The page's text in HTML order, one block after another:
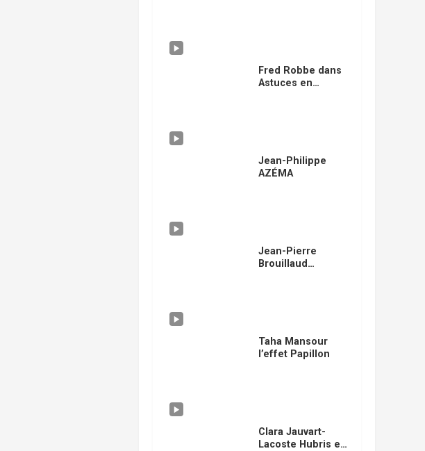
Fred Robbe dans
Astuces en
Jean-Philippe
AZÉMA
Jean-Pierre
Brouillaud
Taha Mansour
l’effet Papillon
Clara Jauvart-
Lacoste Hubris en